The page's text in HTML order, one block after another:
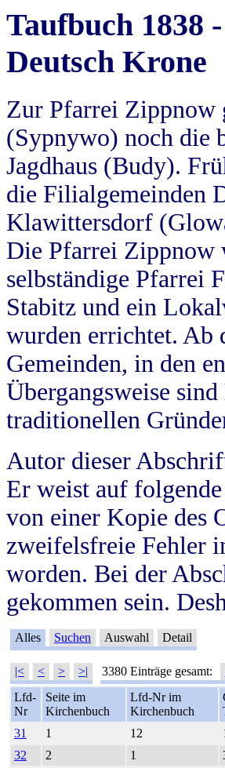
Taufbuch 1838
Deutsch Krone
Zur Pfarrei Zippnow
(Sypnywo) noch die
Jagdhaus (Budy).
die Filialgemeinden
Klawittersdorf
Die Pfarrei Zippnow
selbständige Pfarrei
Stabitz und ein
wurden errichtet. Ab
Gemeinden, in den
Übergangsweise
traditionellen
Autor dieser
Er weist auf
von einer Kopie des
zweifelsfreie Fehler
worden. Bei der
gekommen sein.
Alles Suchen Auswahl Detail
|< < > >| 3380 Einträge gesamt:
Lfd-
Nr
Seite im
Kirchenbuch
Lfd-Nr im
Kirchenbuch
31
1 12
32
2 1